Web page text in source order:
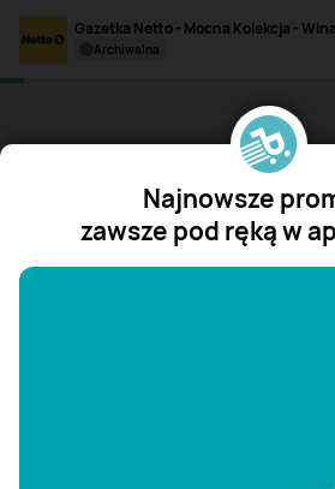
Gazetka Netto - Mocna Kolekcja -
archiwalna
Najnowsze
zawsze pod ręką w
"/>